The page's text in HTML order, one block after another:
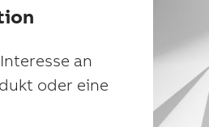
an
oder eine